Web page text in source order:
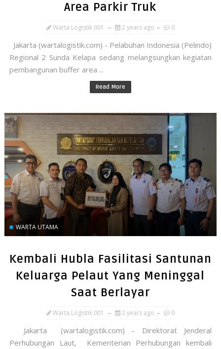
Area Parkir Truk
Warta Logistik 001 2 years ago 0
Jakarta (wartalogistik.com) - Pelabuhan Indonesia (Pelindo)
Regional 2 Sunda Kelapa sedang melangsungkan kegiatan
pembangunan buffer area ...
Read More
WARTA UTAMA
Kembali Hubla Fasilitasi Santunan
Keluarga Pelaut Yang Meninggal
Saat Berlayar
Warta Logistik 001 2 years ago 0
Jakarta (wartalogistik.com) - Direktorat Jenderal
Perhubungan Laut, Kementerian Perhubungan kembali